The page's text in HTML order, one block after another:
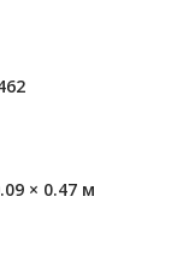
× 0.47 м